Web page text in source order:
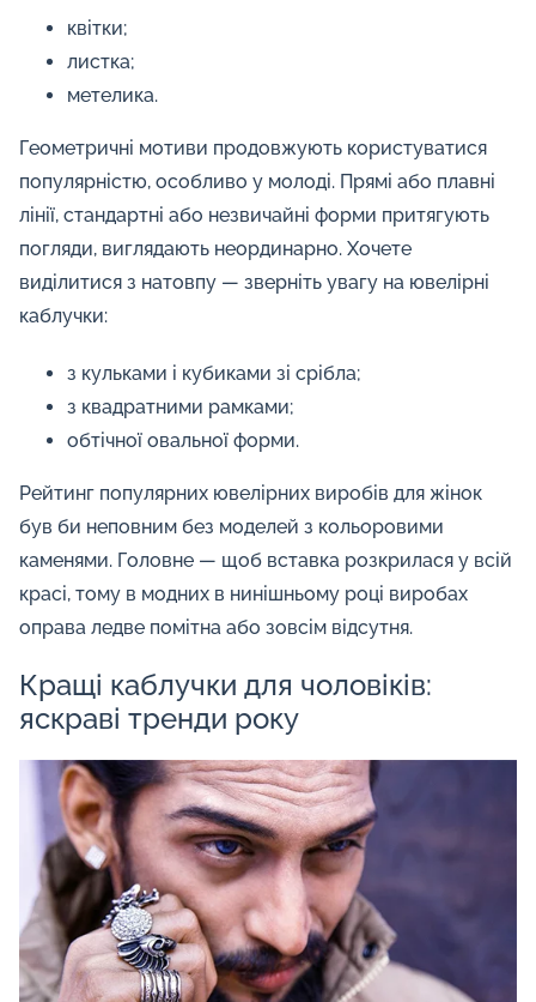
квітки;
листка;
метелика.
Геометричні мотиви продовжують користуватися
популярністю, особливо у молоді. Прямі або плавні
лінії, стандартні або незвичайні форми притягують
погляди, виглядають неординарно. Хочете
виділитися з натовпу — зверніть увагу на ювелірні
каблучки:
з кульками і кубиками зі срібла;
з квадратними рамками;
обтічної овальної форми.
Рейтинг популярних ювелірних виробів для жінок
був би неповним без моделей з кольоровими
каменями. Головне — щоб вставка розкрилася у всій
красі, тому в модних в нинішньому році виробах
оправа ледве помітна або зовсім відсутня.
Кращі каблучки для чоловіків:
яскраві тренди року